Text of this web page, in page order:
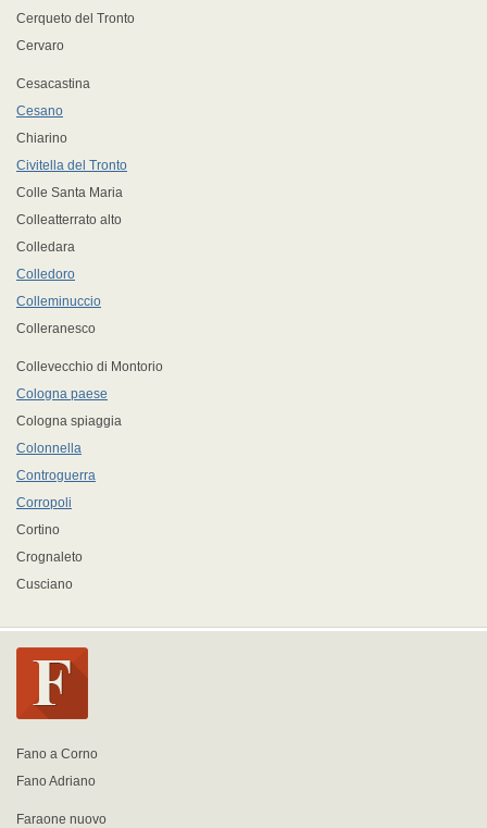
Cerqueto del Tronto
Cervaro
Cesacastina
Cesano
Chiarino
Civitella del Tronto
Colle Santa Maria
Colleatterrato alto
Colledara
Colledoro
Colleminuccio
Colleranesco
Collevecchio di Montorio
Cologna paese
Cologna spiaggia
Colonnella
Controguerra
Corropoli
Cortino
Crognaleto
Cusciano
Fano a Corno
Fano Adriano
Faraone nuovo